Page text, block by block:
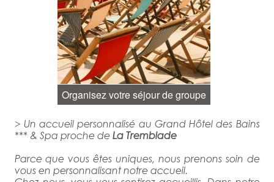
Organisez votre séjour de groupe
> Un accueil personnalisé au Grand Hôtel des Bains
*** & Spa proche de La Tremblade
Parce que vous êtes uniques, nous prenons soin de
vous en personnalisant notre accueil.